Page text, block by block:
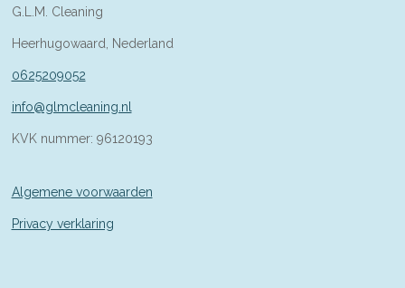
G.L.M. Cleaning
Heerhugowaard, Nederland
0625209052
info@glmcleaning.nl
KVK nummer: 96120193
Algemene voorwaarden
Privacy verklaring